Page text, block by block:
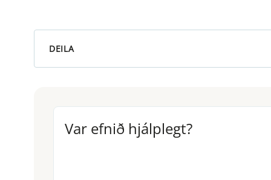
DEILA
Var efnið hjálplegt?
Var efnið hjálplegt?